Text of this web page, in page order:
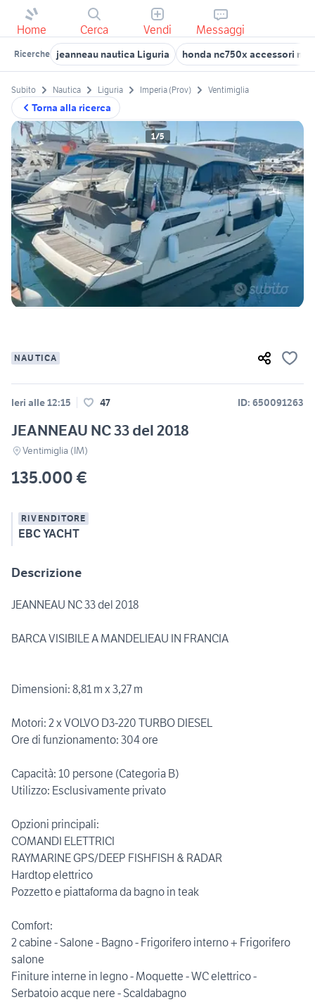
Home Cerca Vendi Messaggi
Ricerche jeanneau nautica Liguria honda nc750x accessori
Torna alla ricerca
Subito Nautica Liguria Imperia (Prov) Ventimiglia
1/5
NAUTICA
Ieri alle 12:15 47 ID: 650091263
JEANNEAU NC 33 del 2018
Ventimiglia (IM)
135.000 €
RIVENDITORE
EBC YACHT
Descrizione
JEANNEAU NC 33 del 2018
BARCA VISIBILE A MANDELIEAU IN FRANCIA
Dimensioni: 8,81 m x 3,27 m
Motori: 2 x VOLVO D3-220 TURBO DIESEL
Ore di funzionamento: 304 ore
Capacità: 10 persone (Categoria B)
Utilizzo: Esclusivamente privato
Opzioni principali:
COMANDI ELETTRICI
RAYMARINE GPS/DEEP FISHFISH & RADAR
Hardtop elettrico
Pozzetto e piattaforma da bagno in teak
Comfort:
2 cabine - Salone - Bagno - Frigorifero interno + Frigorifero
salone
Finiture interne in legno - Moquette - WC elettrico -
Serbatoio acque nere - Scaldabagno